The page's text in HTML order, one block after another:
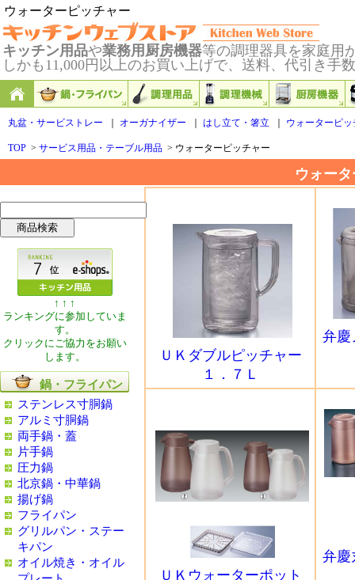
ウォーターピッチャー
キッチン用品や業務用厨房機器等の調理器具を家庭用
しかも11,000円以上のお買い上げで、送料、代引き手
丸盆・サービストレー オーガナイザー はし立て・箸立 ウォーターピッ
TOP > サービス用品・テーブル用品 > ウォーターピッチャー
ウォー
ＵＫダブルピッチャー
１．７Ｌ
弁慶
ＵＫウォーターポット
弁慶
↑ ↑ ↑
ランキングに参加していま
す。
クリックにご協力をお願い
します。
鍋・フライパン
ステンレス寸胴鍋
アルミ寸胴鍋
両手鍋・蓋
片手鍋
圧力鍋
北京鍋・中華鍋
揚げ鍋
フライパン
グリルパン・ステー
キパン
オイル焼き・オイル